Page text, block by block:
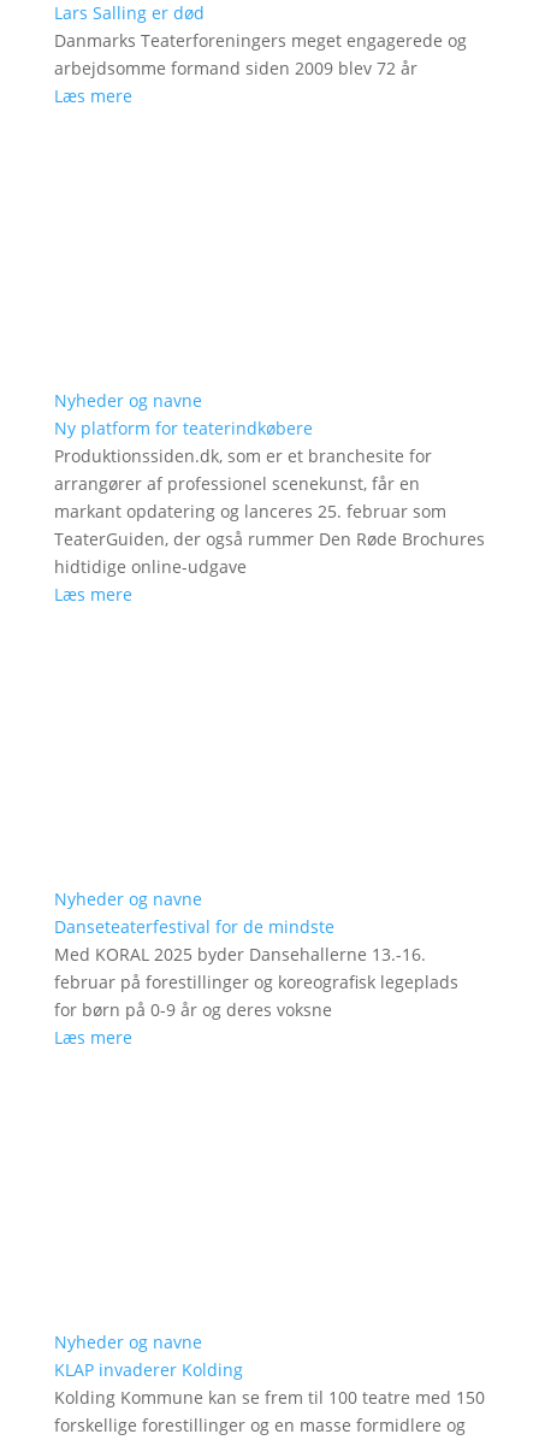
Lars Salling er død
Danmarks Teaterforeningers meget engagerede og
arbejdsomme formand siden 2009 blev 72 år
Læs mere
Nyheder og navne
Ny platform for teaterindkøbere
Produktionssiden.dk, som er et branchesite for
arrangører af professionel scenekunst, får en
markant opdatering og lanceres 25. februar som
TeaterGuiden, der også rummer Den Røde Brochures
hidtidige online-udgave
Læs mere
Nyheder og navne
Danseteaterfestival for de mindste
Med KORAL 2025 byder Dansehallerne 13.-16.
februar på forestillinger og koreografisk legeplads
for børn på 0-9 år og deres voksne
Læs mere
Nyheder og navne
KLAP invaderer Kolding
Kolding Kommune kan se frem til 100 teatre med 150
forskellige forestillinger og en masse formidlere og